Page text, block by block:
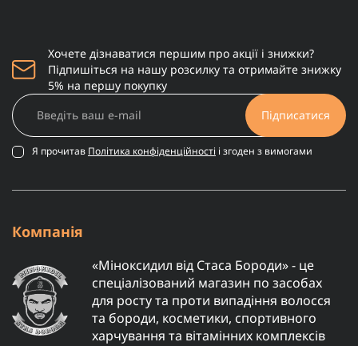
Хочете дізнаватися першим про акції і знижки?
Підпишіться на нашу розсилку та отримайте знижку
5% на першу покупку
Підписатися
Я прочитав Політика конфіденційності і згоден з вимогами
Компанія
«Міноксидил від Стаса Бороди» - це
спеціалізований магазин по засобах
для росту та проти випадіння волосся
та бороди, косметики, спортивного
харчування та вітамінних комплексів